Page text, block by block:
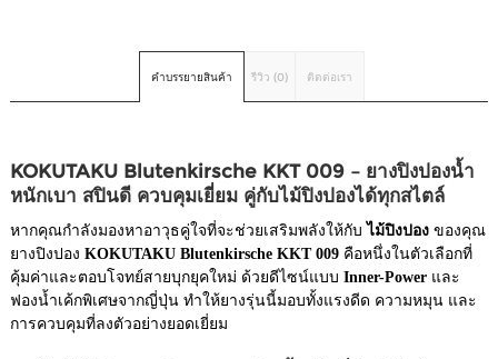
คำบรรยายสินค้า รีวิว (0) ติดต่อเรา
KOKUTAKU Blutenkirsche KKT 009 – ยางปิงปองน้ำ
หนักเบา สปินดี ควบคุมเยี่ยม คู่กับไม้ปิงปองได้ทุกสไตล์
หากคุณกำลังมองหาอาวุธคู่ใจที่จะช่วยเสริมพลังให้กับ ไม้ปิงปอง ของคุณ
ยางปิงปอง KOKUTAKU Blutenkirsche KKT 009 คือหนึ่งในตัวเลือกที่
คุ้มค่าและตอบโจทย์สายบุกยุคใหม่ ด้วยดีไซน์แบบ Inner-Power และ
ฟองน้ำเค้กพิเศษจากญี่ปุ่น ทำให้ยางรุ่นนี้มอบทั้งแรงดีด ความหมุน และ
การควบคุมที่ลงตัวอย่างยอดเยี่ยม